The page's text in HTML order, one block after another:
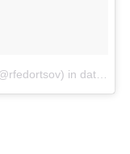
in data: